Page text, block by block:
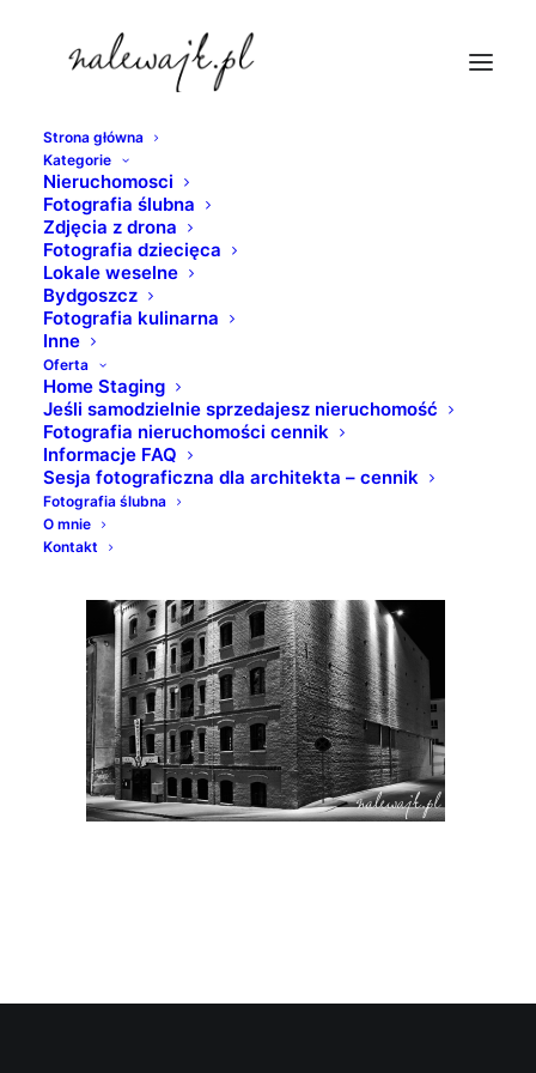
Strona główna
Kategorie
Nieruchomosci
Fotografia ślubna
Zdjęcia z drona
Fotografia dziecięca
Lokale weselne
Bydgoszcz
Fotografia kulinarna
Inne
Oferta
Home Staging
Jeśli samodzielnie sprzedajesz nieruchomość
Fotografia nieruchomości cennik
Informacje FAQ
Sesja fotograficzna dla architekta – cennik
Fotografia ślubna
O mnie
Kontakt
bydgoszcz-przedwojenne-zdjecia
Strona Główna
Bydgoszcz | Wenecja północy | Fotografie Bydgoszczy w
odcieniach czerni i bieli
bydgoszcz-przedwojenne-zdjecia